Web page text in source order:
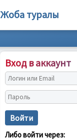
Жоба туралы
Вход в аккаунт
Войти
Либо войти через: